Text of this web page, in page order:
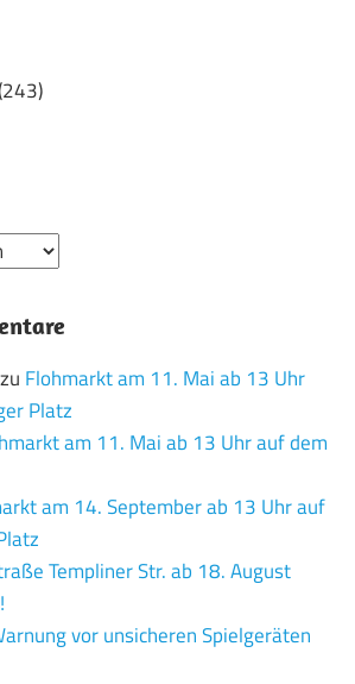
zu Flohmarkt am 11. Mai ab 13 Uhr
Platz
am 11. Mai ab 13 Uhr auf dem
am 14. September ab 13 Uhr auf
Templiner Str. ab 18. August
vor unsicheren Spielgeräten